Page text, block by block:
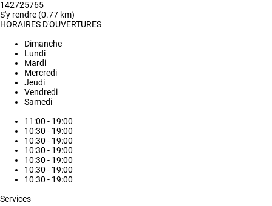
142725765
S'y rendre (0.77 km)
HORAIRES D'OUVERTURES
Dimanche
Lundi
Mardi
Mercredi
Jeudi
Vendredi
Samedi
11:00 - 19:00
10:30 - 19:00
10:30 - 19:00
10:30 - 19:00
10:30 - 19:00
10:30 - 19:00
10:30 - 19:00
Services